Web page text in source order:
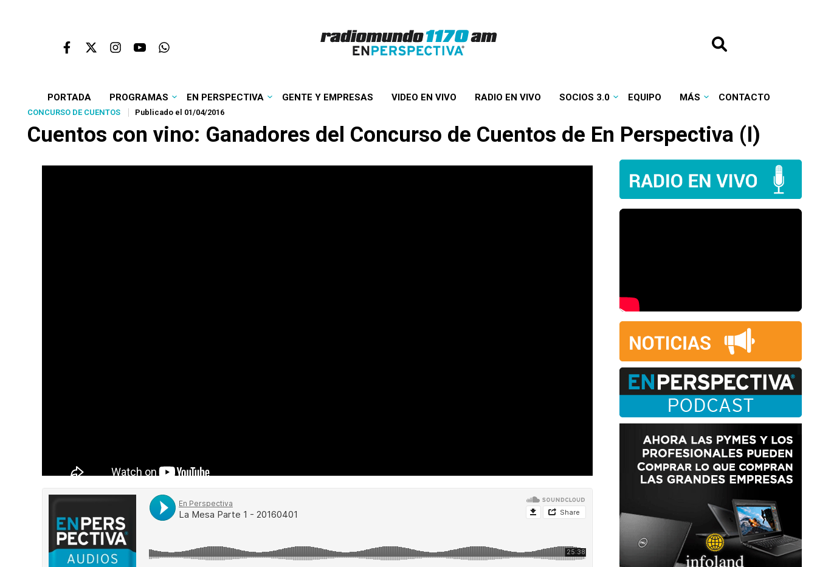
PORTADA PROGRAMAS EN PERSPECTIVA GENTE Y EMPRESAS VIDEO EN VIVO RADIO EN VIVO SOCIOS 3.0 EQUIPO MÁS CONTACTO
CONCURSO DE CUENTOS Publicado el 01/04/2016
Cuentos con vino: Ganadores del Concurso de Cuentos de En Perspectiva (I)